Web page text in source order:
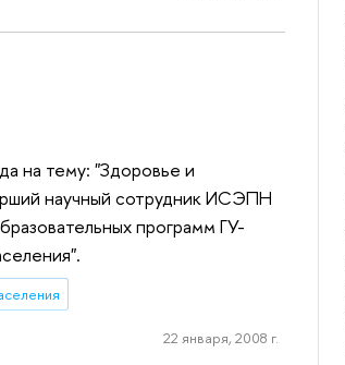
на тему: "Здоровье и
научный сотрудник ИСЭПН
программ ГУ-
22 января, 2008 г.